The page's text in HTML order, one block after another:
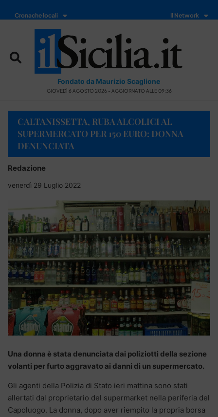
Cronache locali Il Network
Fondato da Maurizio Scaglione
GIOVEDÌ 6 AGOSTO 2026 - AGGIORNATO ALLE 09:36
CALTANISSETTA, RUBA ALCOLICI AL
SUPERMERCATO PER 150 EURO: DONNA
DENUNCIATA
Redazione
venerdì 29 Luglio 2022
Una donna è stata denunciata dai poliziotti della sezione
volanti per furto aggravato ai danni di un supermercato.
Gli agenti della Polizia di Stato ieri mattina sono stati
allertati dal proprietario del supermarket nella periferia del
Capoluogo. La donna, dopo aver riempito la propria borsa